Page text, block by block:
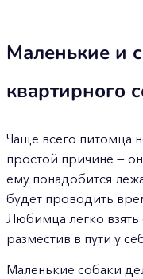
Маленькие и
квартирного
Чаще всего питомца
простой причине —
ему понадобится
будет проводить
Любимца легко взять
разместив в пути у
Маленькие собаки